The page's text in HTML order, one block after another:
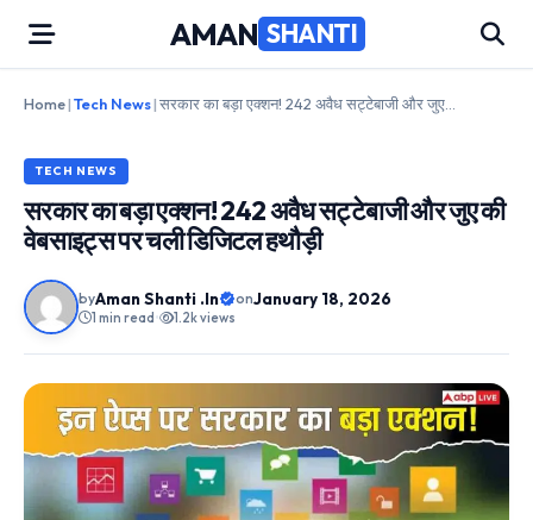
content
AMAN SHANTI
Home|Tech News|
TECH NEWS
सरकार का बड़ा एक्शन! 242 अवैध सट्टेबाजी और जुए की
वेबसाइट्स पर चली डिजिटल हथौड़ी
byAman Shanti .In onJanuary 18, 2026
1 min read • 1.2k views